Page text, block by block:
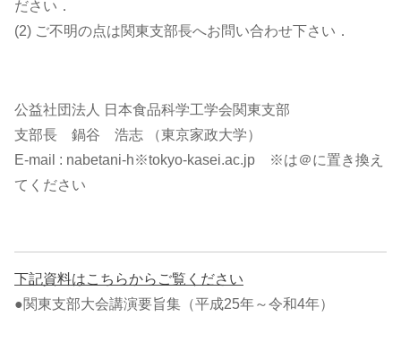
ださい．
(2) ご不明の点は関東支部長へお問い合わせ下さい．
公益社団法人 日本食品科学工学会関東支部
支部長 鍋谷 浩志 （東京家政大学）
E-mail : nabetani-h※tokyo-kasei.ac.jp ※は＠に置き換え
てください
下記資料はこちらからご覧ください
●関東支部大会講演要旨集（平成25年～令和4年）